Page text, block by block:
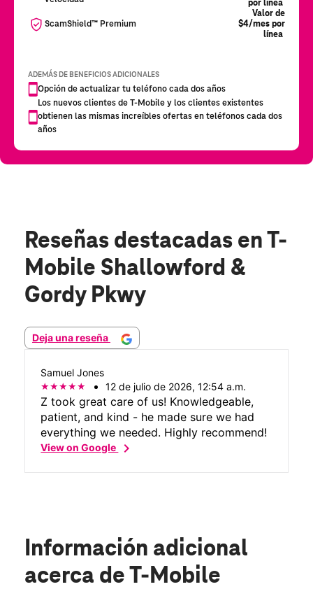
Reseñas destacadas en T-
Mobile Shallowford &
Gordy Pkwy
Deja una reseña
Samuel Jones
12 de julio de 2026, 12:54 a.m.
Z took great care of us! Knowledgeable,
patient, and kind - he made sure we had
everything we needed. Highly recommend!
View on Googlechevron_right
Información adicional
acerca de T-Mobile